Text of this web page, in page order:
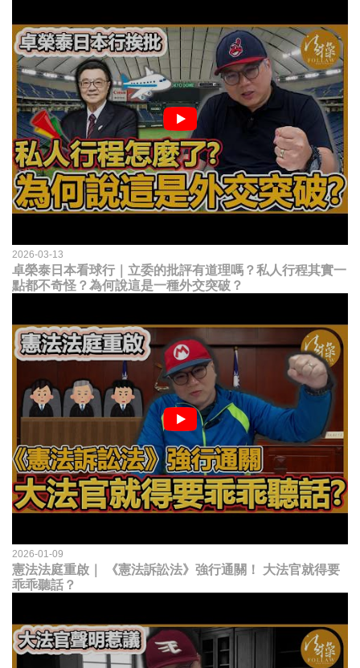
2026-03-13
卓榮泰日本看球行｜立委的批評有道理嗎？私人行程其實一
點都不奇怪？為何說這是一種外交突破？
2026-01-09
憲法法庭重啟｜ 《憲法訴訟法》強行通關！ 大法官就得要
乖乖聽話？